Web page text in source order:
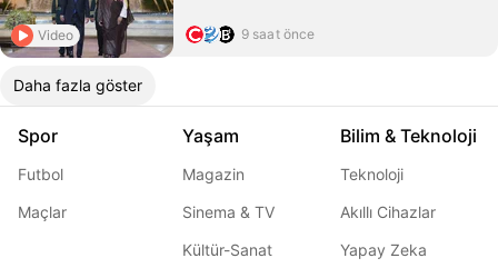
Video 9 saat önce
Daha fazla göster
Spor
Futbol
Maçlar
Yaşam
Magazin
Sinema & TV
Kültür-Sanat
Bilim & Teknoloji
Teknoloji
Akıllı Cihazlar
Yapay Zeka